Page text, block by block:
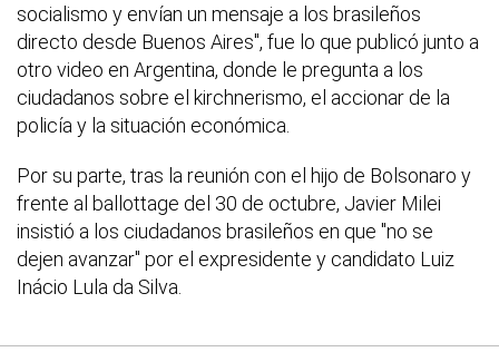
socialismo y envían un mensaje a los brasileños
directo desde Buenos Aires", fue lo que publicó junto a
otro video en Argentina, donde le pregunta a los
ciudadanos sobre el kirchnerismo, el accionar de la
policía y la situación económica.
Por su parte, tras la reunión con el hijo de Bolsonaro y
frente al ballottage del 30 de octubre, Javier Milei
insistió a los ciudadanos brasileños en que "no se
dejen avanzar" por el expresidente y candidato Luiz
Inácio Lula da Silva.